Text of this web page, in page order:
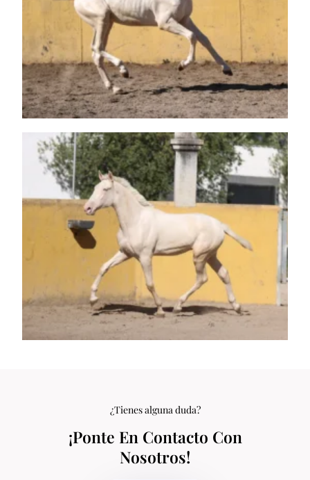
¿Tienes alguna duda?
¡Ponte En Contacto Con
Nosotros!